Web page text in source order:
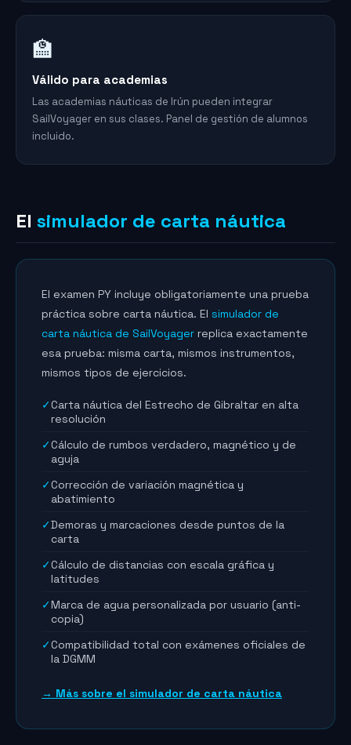
🏫
Válido para academias
Las academias náuticas de Irún pueden integrar
SailVoyager en sus clases. Panel de gestión de alumnos
incluido.
El simulador de carta náutica
El examen PY incluye obligatoriamente una prueba
práctica sobre carta náutica. El simulador de
carta náutica de SailVoyager replica exactamente
esa prueba: misma carta, mismos instrumentos,
mismos tipos de ejercicios.
✓Carta náutica del Estrecho de Gibraltar en alta
resolución
✓Cálculo de rumbos verdadero, magnético y de
aguja
✓Corrección de variación magnética y
abatimiento
✓Demoras y marcaciones desde puntos de la
carta
✓Cálculo de distancias con escala gráfica y
latitudes
✓Marca de agua personalizada por usuario (anti-
copia)
✓Compatibilidad total con exámenes oficiales de
la DGMM
→ Más sobre el simulador de carta náutica